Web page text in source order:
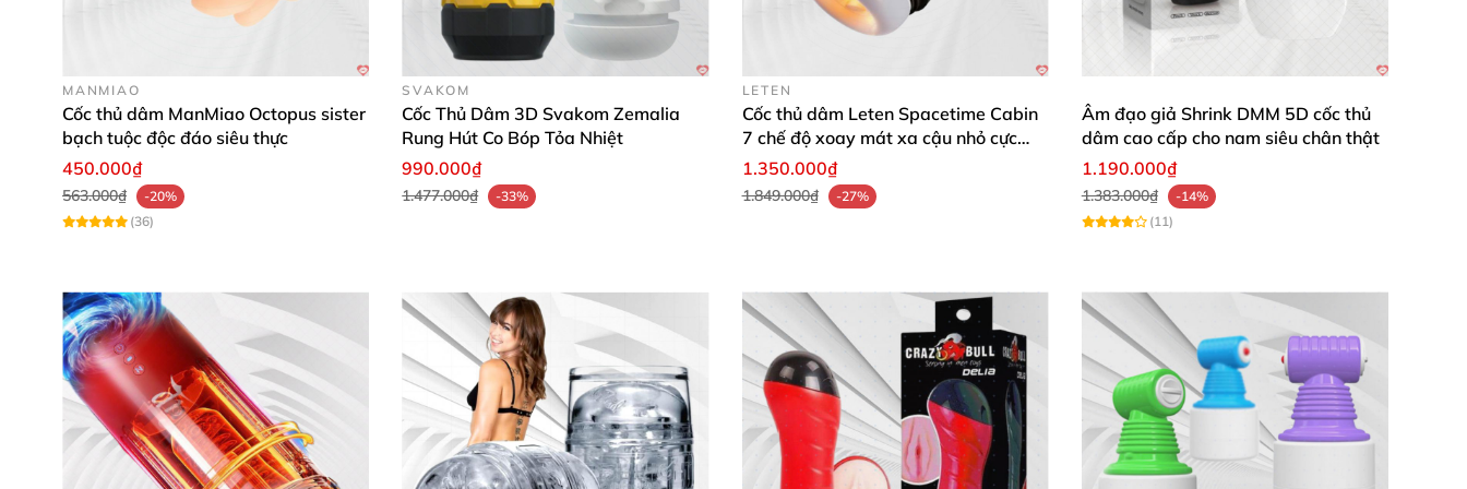
MANMIAO
Cốc thủ dâm ManMiao Octopus sister
bạch tuộc độc đáo siêu thực
450.000₫
563.000₫
-20%
(36)
SVAKOM
Cốc Thủ Dâm 3D Svakom Zemalia
Rung Hút Co Bóp Tỏa Nhiệt
990.000₫
1.477.000₫ -33%
LETEN
Cốc thủ dâm Leten Spacetime Cabin
7 chế độ xoay mát xa cậu nhỏ cực
phê
1.350.000₫
1.849.000₫ -27%
Âm đạo giả Shrink DMM 5D cốc thủ
dâm cao cấp cho nam siêu chân thật
1.190.000₫
1.383.000₫
-14%
(11)